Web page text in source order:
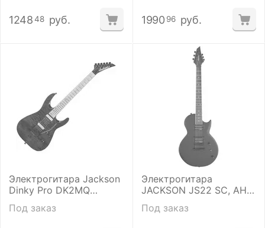
1248 48 руб. 1990 96 руб.
Электрогитара Jackson
Dinky Pro DK2MQ
Transparent Black
Под заказ
Электрогитара
JACKSON JS22 SC, AH
FB - Satin Black
Под заказ